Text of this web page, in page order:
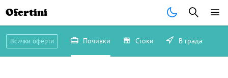
Ofertini
Всички оферти Почивки Стоки В града